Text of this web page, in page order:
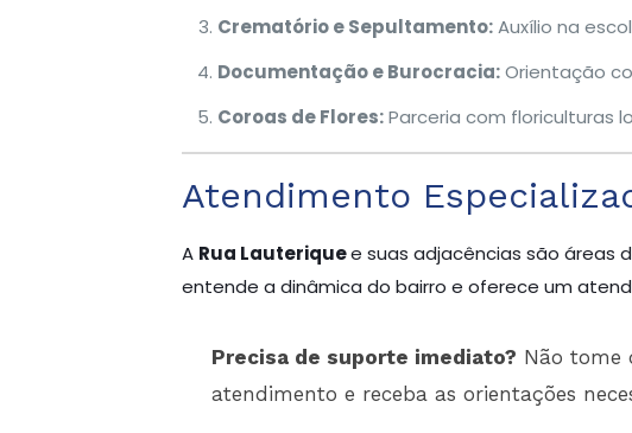
Crematório e Sepultamento:Auxílio na
Documentação e Burocracia:Orientação
Coroas de Flores:Parceria com floriculturas
Atendimento
A Rua Lauteriquee suas adjacências são áreas
entende a dinâmica do bairro e oferece um
Precisa de suporte imediato? Não tome
atendimento e receba as orientações